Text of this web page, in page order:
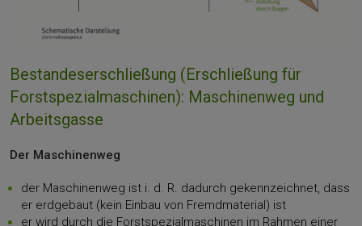
Bestandeserschließung (Erschließung für
Forstspezialmaschinen): Maschinenweg und
Arbeitsgasse
Der Maschinenweg
der Maschinenweg ist i. d. R. dadurch gekennzeichnet, dass
er erdgebaut (kein Einbau von Fremdmaterial) ist
er wird durch die Forstspezialmaschinen im Rahmen einer